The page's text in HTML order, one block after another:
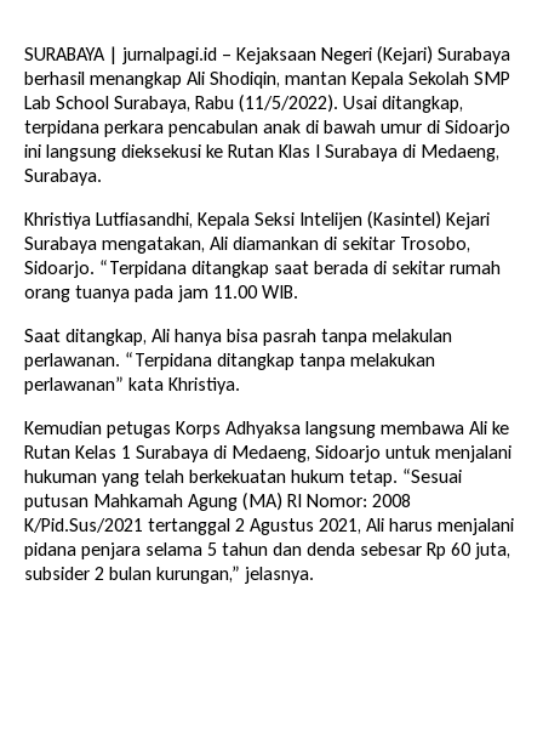
SURABAYA | jurnalpagi.id – Kejaksaan Negeri (Kejari) Surabaya
berhasil menangkap Ali Shodiqin, mantan Kepala Sekolah SMP
Lab School Surabaya, Rabu (11/5/2022). Usai ditangkap,
terpidana perkara pencabulan anak di bawah umur di Sidoarjo
ini langsung dieksekusi ke Rutan Klas I Surabaya di Medaeng,
Surabaya.
Khristiya Lutfiasandhi, Kepala Seksi Intelijen (Kasintel) Kejari
Surabaya mengatakan, Ali diamankan di sekitar Trosobo,
Sidoarjo. “Terpidana ditangkap saat berada di sekitar rumah
orang tuanya pada jam 11.00 WIB.
Saat ditangkap, Ali hanya bisa pasrah tanpa melakulan
perlawanan. “Terpidana ditangkap tanpa melakukan
perlawanan” kata Khristiya.
Kemudian petugas Korps Adhyaksa langsung membawa Ali ke
Rutan Kelas 1 Surabaya di Medaeng, Sidoarjo untuk menjalani
hukuman yang telah berkekuatan hukum tetap. “Sesuai
putusan Mahkamah Agung (MA) RI Nomor: 2008
K/Pid.Sus/2021 tertanggal 2 Agustus 2021, Ali harus menjalani
pidana penjara selama 5 tahun dan denda sebesar Rp 60 juta,
subsider 2 bulan kurungan,” jelasnya.